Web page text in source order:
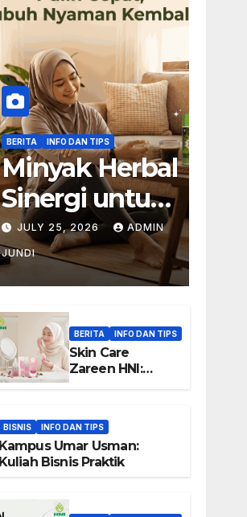
BERITA INFO DAN TIPS
Minyak Herbal
Sinergi untuk
Rutinitas
Setelah
Aktivitas
Padat
JULY 25, 2026 ADMIN
JUNDI
BERITA INFO DAN TIPS
Skin Care
Zareen HNI:
Keunggulan dan
BISNIS INFO DAN TIPS
Kampus Umar Usman:
Kuliah Bisnis Praktik